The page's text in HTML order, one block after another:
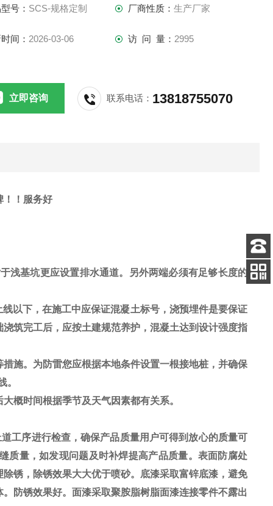
号： SCS-规格定制 厂商性质： 生产厂家
间： 2026-03-06 访 问 量： 2995
立即咨询 联系电话： 13818755070
！！服务好
浅基坑更应设置排水通道。另外两端必须有足够长度的
以下，在施工中应保证混凝土标号，浇预埋件是要保证
浇筑完工后，应按土建规范养护，混凝土达到设计强度指
措施。为防雷您应根据本地条件设置一根接地桩，并确保
。
概时间根据季节及天气因素都有关系。
工序进行检查，确保产品质量用户可得到放心的质量可
质量，如发现问题及时补焊提高产品质量。表面防腐处
锈，除锈效果大大优于喷砂。底漆采取富锌底漆，避免
防锈效果好。面漆采取聚胺脂树脂面漆连接零件不露出
客服
电话